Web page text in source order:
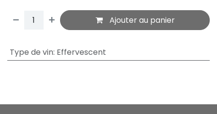
Ajouter au panier
Type de vin: Effervescent